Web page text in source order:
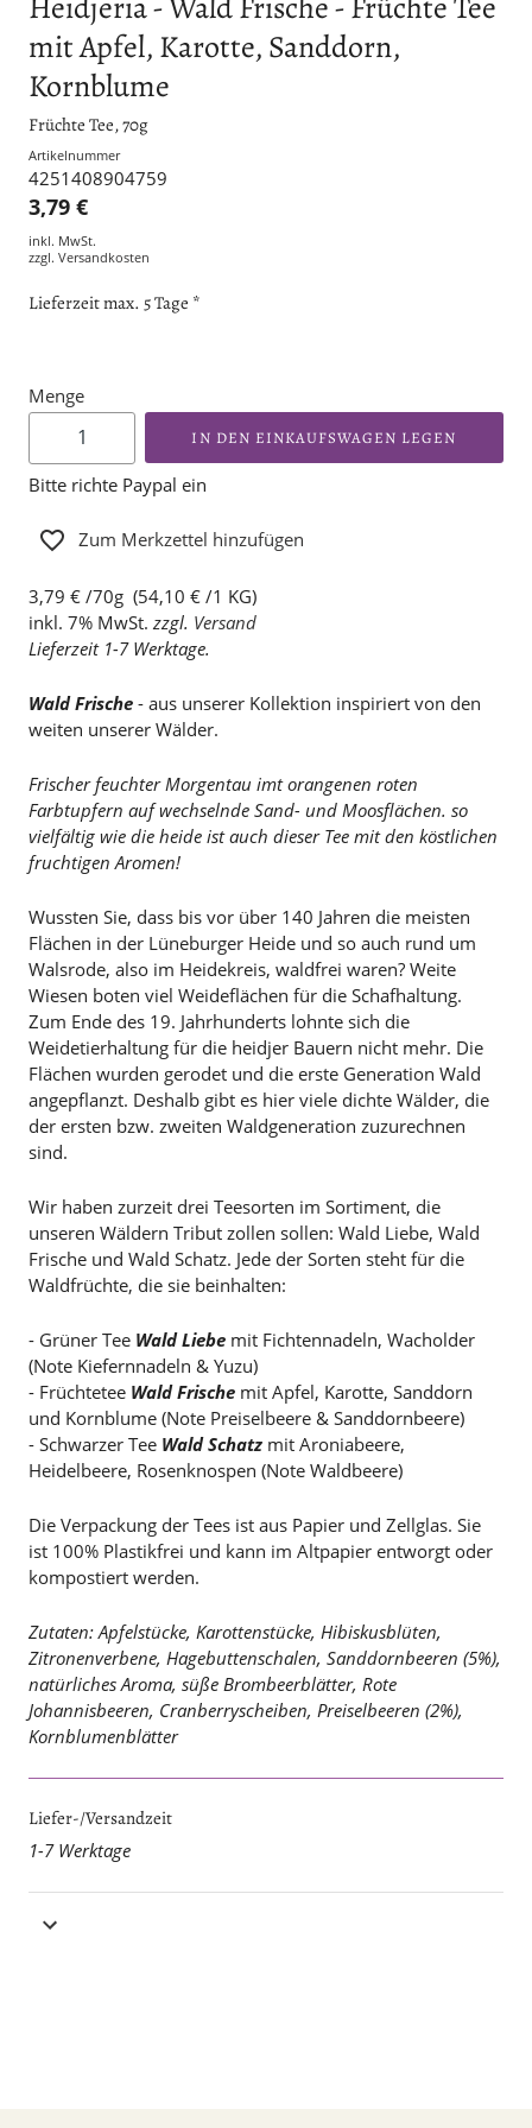
mit Apfel, Karotte, Sanddorn,
Kornblume
Früchte Tee, 70g
Artikelnummer
4251408904759
3,79 €
inkl. MwSt.
zzgl. Versandkosten
Lieferzeit max. 5 Tage *
Menge
IN DEN EINKAUFSWAGEN LEGEN
Bitte richte Paypal ein
Zum Merkzettel hinzufügen
3,79 € /70g (54,10 € /1 KG)
inkl. 7% MwSt. zzgl. Versand
Lieferzeit 1-7 Werktage.
Wald Frische - aus unserer Kollektion inspiriert von den
weiten unserer Wälder.
Frischer feuchter Morgentau imt orangenen roten
Farbtupfern auf wechselnde Sand- und Moosflächen. so
vielfältig wie die heide ist auch dieser Tee mit den köstlichen
fruchtigen Aromen!
Wussten Sie, dass bis vor über 140 Jahren die meisten
Flächen in der Lüneburger Heide und so auch rund um
Walsrode, also im Heidekreis, waldfrei waren? Weite
Wiesen boten viel Weideflächen für die Schafhaltung.
Zum Ende des 19. Jahrhunderts lohnte sich die
Weidetierhaltung für die heidjer Bauern nicht mehr. Die
Flächen wurden gerodet und die erste Generation Wald
angepflanzt. Deshalb gibt es hier viele dichte Wälder, die
der ersten bzw. zweiten Waldgeneration zuzurechnen
sind.
Wir haben zurzeit drei Teesorten im Sortiment, die
unseren Wäldern Tribut zollen sollen: Wald Liebe, Wald
Frische und Wald Schatz. Jede der Sorten steht für die
Waldfrüchte, die sie beinhalten:
- Grüner Tee Wald Liebe mit Fichtennadeln, Wacholder
(Note Kiefernnadeln & Yuzu)
- Früchtetee Wald Frische mit Apfel, Karotte, Sanddorn
und Kornblume (Note Preiselbeere & Sanddornbeere)
- Schwarzer Tee Wald Schatz mit Aroniabeere,
Heidelbeere, Rosenknospen (Note Waldbeere)
Die Verpackung der Tees ist aus Papier und Zellglas. Sie
ist 100% Plastikfrei und kann im Altpapier entworgt oder
kompostiert werden.
Zutaten: Apfelstücke, Karottenstücke, Hibiskusblüten,
Zitronenverbene, Hagebuttenschalen, Sanddornbeeren (5%),
natürliches Aroma, süße Brombeerblätter, Rote
Johannisbeeren, Cranberryscheiben, Preiselbeeren (2%),
Kornblumenblätter
Liefer-/Versandzeit
1-7 Werktage